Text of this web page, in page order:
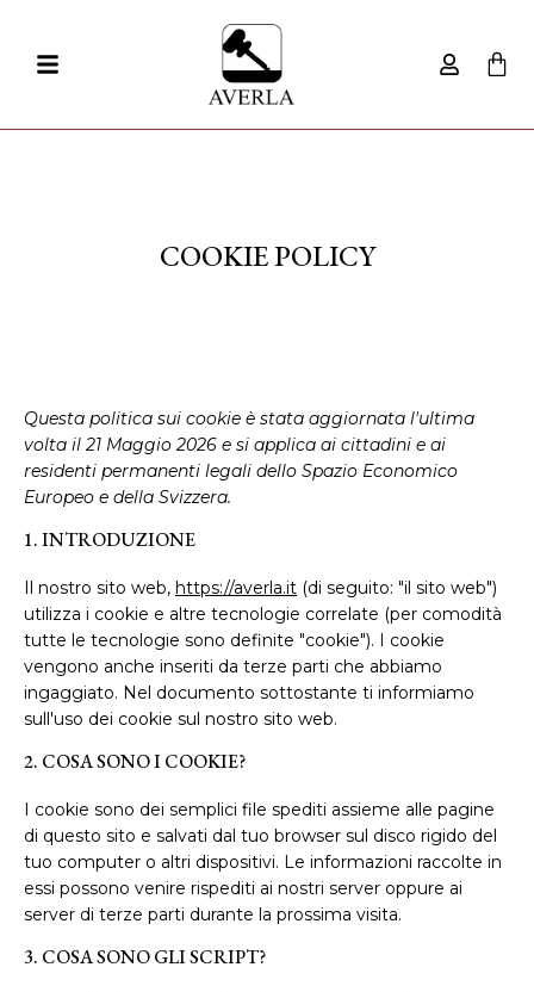
COOKIE POLICY
Questa politica sui cookie è stata aggiornata l'ultima
volta il 21 Maggio 2026 e si applica ai cittadini e ai
residenti permanenti legali dello Spazio Economico
Europeo e della Svizzera.
1. INTRODUZIONE
Il nostro sito web, https://averla.it (di seguito: "il sito web")
utilizza i cookie e altre tecnologie correlate (per comodità
tutte le tecnologie sono definite "cookie"). I cookie
vengono anche inseriti da terze parti che abbiamo
ingaggiato. Nel documento sottostante ti informiamo
sull'uso dei cookie sul nostro sito web.
2. COSA SONO I COOKIE?
I cookie sono dei semplici file spediti assieme alle pagine
di questo sito e salvati dal tuo browser sul disco rigido del
tuo computer o altri dispositivi. Le informazioni raccolte in
essi possono venire rispediti ai nostri server oppure ai
server di terze parti durante la prossima visita.
3. COSA SONO GLI SCRIPT?